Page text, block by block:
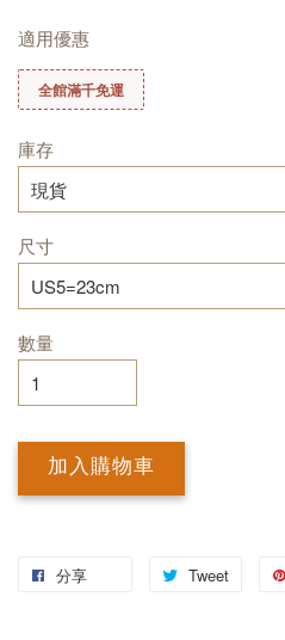
適用優惠
全館滿千免運
庫存
尺寸
數量
加入購物車
分享 Tweet